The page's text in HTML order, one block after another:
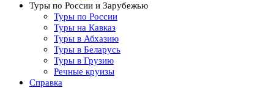
Туры по России и Зарубежью
Туры по России
Туры на Кавказ
Туры в Абхазию
Туры в Беларусь
Туры в Грузию
Речные круизы
Справка